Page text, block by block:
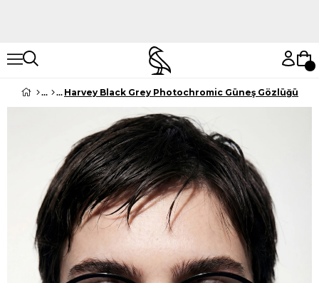
Harvey Black Grey Photochromic Güneş Gözlüğü